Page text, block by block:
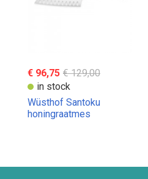
€ 96,75 € 129,00
in stock
Wüsthof Santoku
honingraatmes